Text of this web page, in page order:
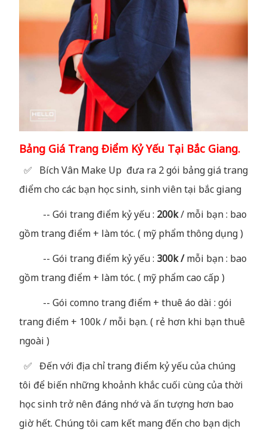
Bảng Giá Trang Điểm Kỷ Yếu Tại Bắc Giang.
✅ Bích Vân Make Up đưa ra 2 gói bảng giá trang
điểm cho các bạn học sinh, sinh viên tại bắc giang
-- Gói trang điểm kỷ yếu : 200k/ mỗi bạn : bao
gồm trang điểm + làm tóc. ( mỹ phẩm thông dụng )
-- Gói trang điểm kỷ yếu : 300k /mỗi bạn : bao
gồm trang điểm + làm tóc. ( mỹ phẩm cao cấp )
-- Gói comno trang điểm + thuê áo dài : gói
trang điểm + 100k / mỗi bạn. ( rẻ hơn khi bạn thuê
ngoài )
✅ Đến với địa chỉ trang điểm kỷ yếu của chúng
tôi để biến những khoảnh khắc cuối cùng của thời
học sinh trở nên đáng nhớ và ấn tượng hơn bao
giờ hết. Chúng tôi cam kết mang đến cho bạn dịch